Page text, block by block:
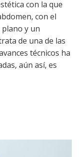
con la que
con el
y un
de una de las
técnicos ha
aún así, es